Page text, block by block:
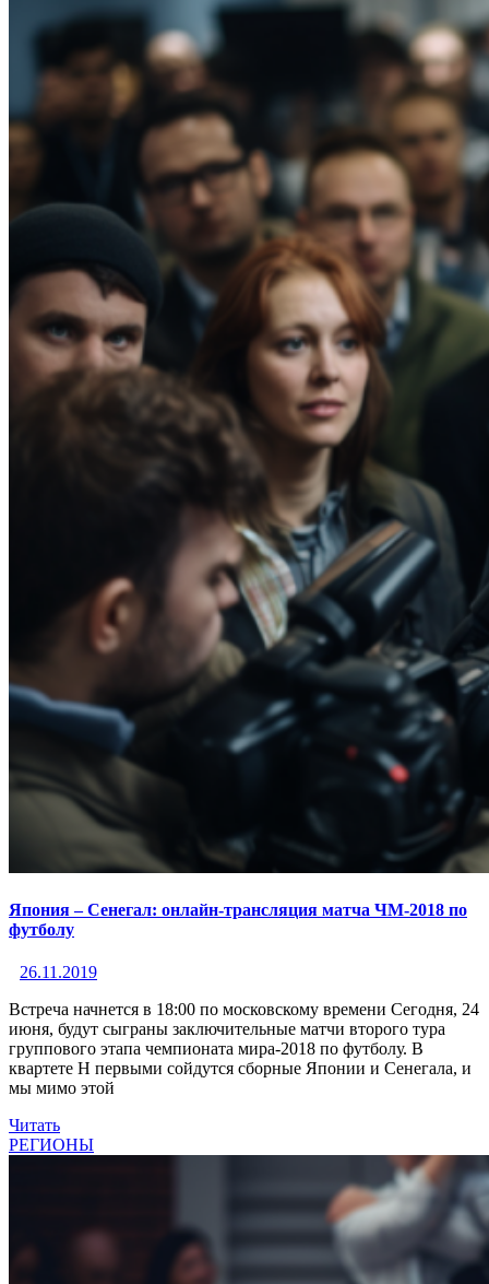
Япония – Сенегал: онлайн-трансляция матча ЧМ-2018 по
футболу
26.11.2019
Встреча начнется в 18:00 по московскому времени Сегодня, 24
июня, будут сыграны заключительные матчи второго тура
группового этапа чемпионата мира-2018 по футболу. В
квартете H первыми сойдутся сборные Японии и Сенегала, и
мы мимо этой
Читать
РЕГИОНЫ